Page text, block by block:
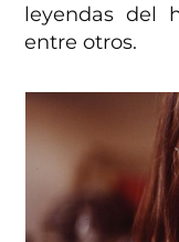
leyendas del
entre otros.